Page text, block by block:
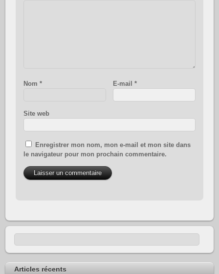
Nom * E-mail*
Site web
Enregistrer mon nom, mon e-mail et mon site dans
le navigateur pour mon prochain commentaire.
Articles récents